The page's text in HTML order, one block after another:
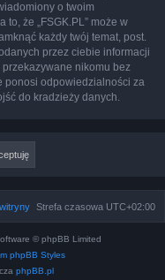
o twoim
to, że „FSGK.PL” może w
każdy twój temat, post.
przez ciebie informacji
nikomu bez
ponosi odpowiedzialności za
do kradzieży danych.
Strefa czasowa UTC+02:00
© phpBB Limited
phpBB Styles
phpBB.pl